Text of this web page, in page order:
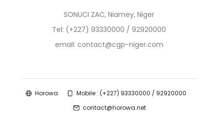
SONUCI ZAC, Niamey, Niger
Tel: (+227) 93330000 / 92920000
email: contact@cgp-niger.com
Horowa
Mobile : (+227) 93330000 / 92920000
contact@horowa.net